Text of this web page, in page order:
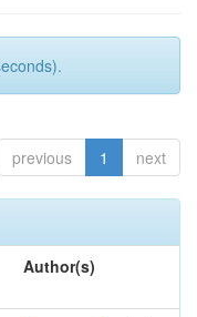
previous 1 next
Author(s)